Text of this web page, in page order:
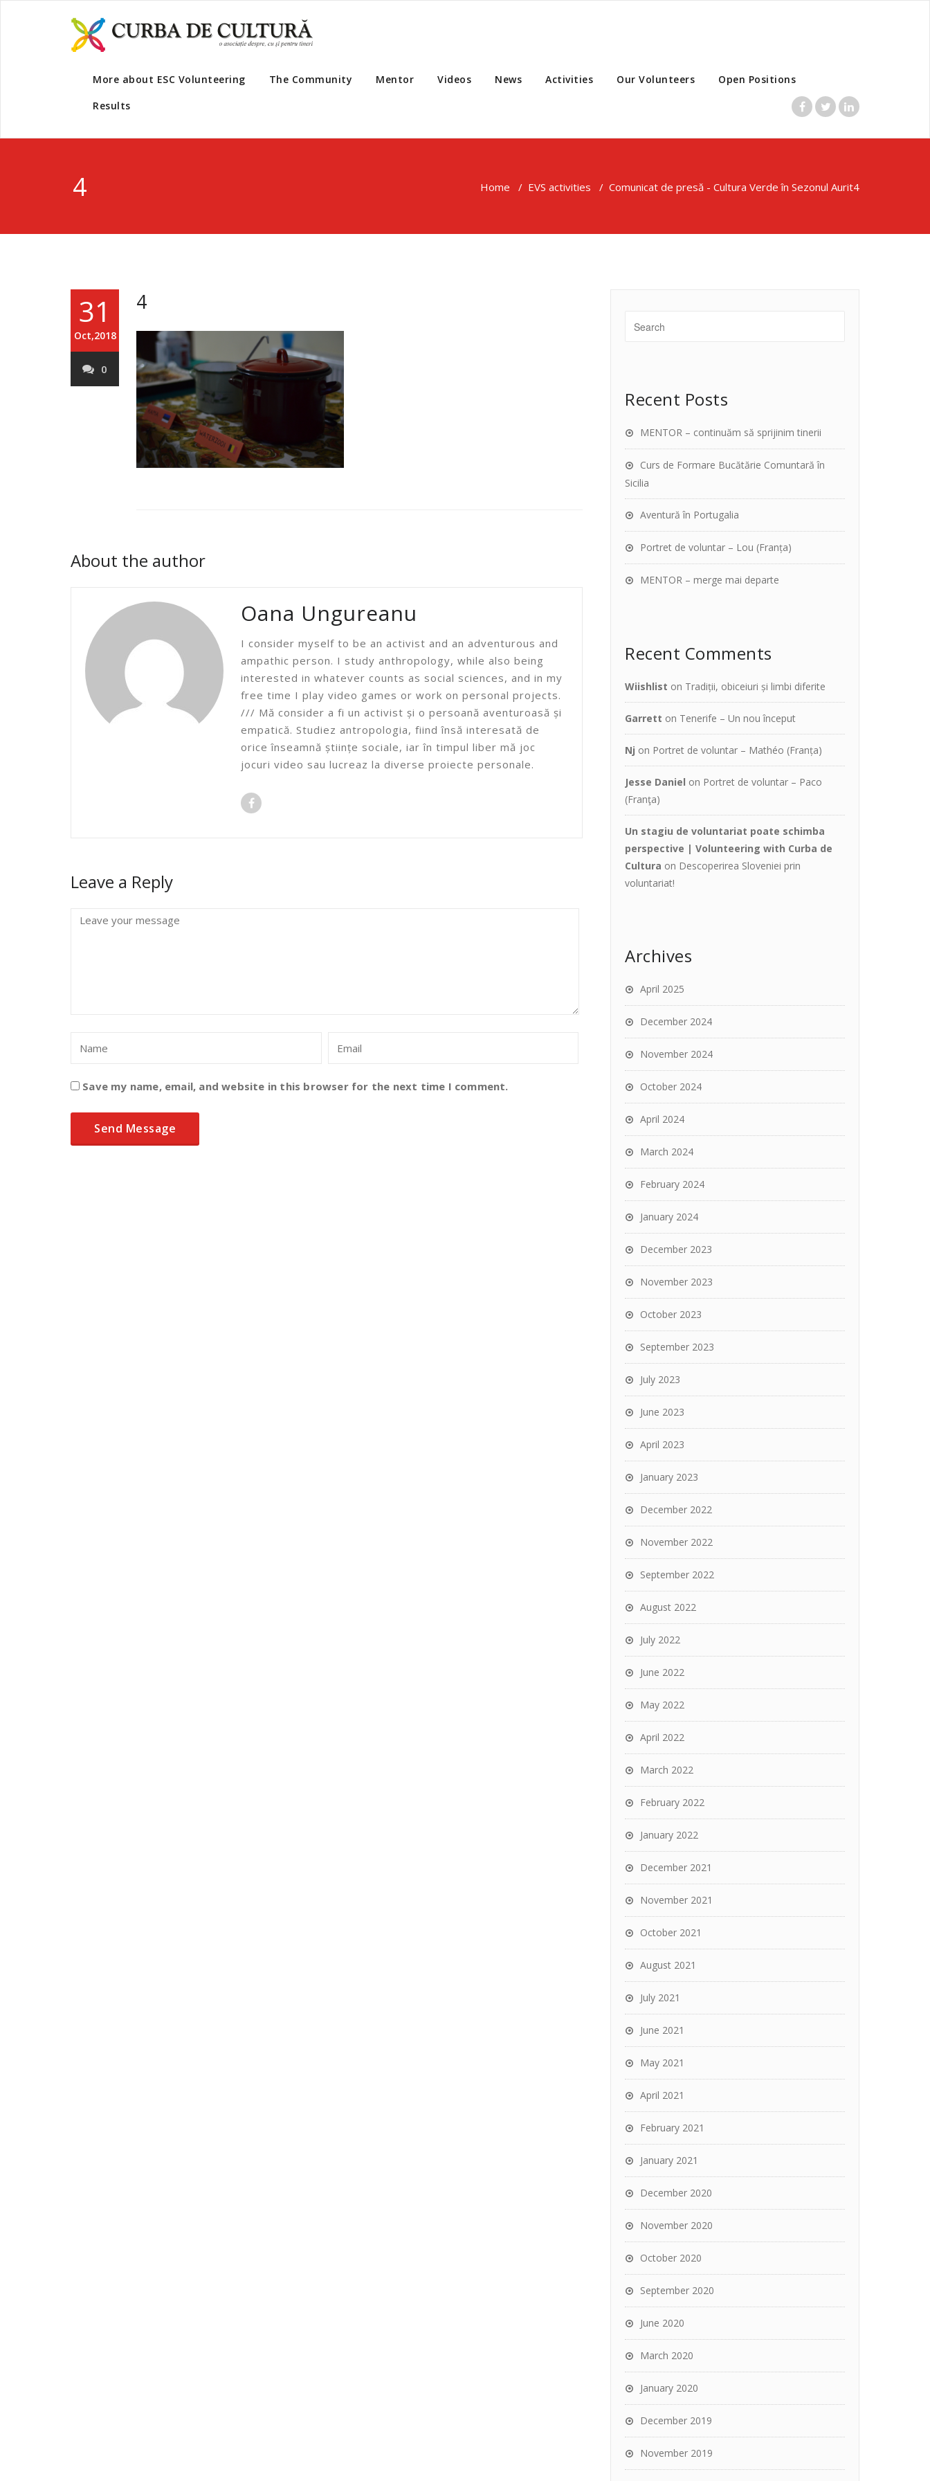
More about ESC Volunteering The Community Mentor Videos News Activities Our Volunteers
Open Positions
Results
4 Home / EVS activities / Comunicat de presă - Cultura Verde în Sezonul Aurit4
31
Oct,2018
0
4
About the author
Oana Ungureanu
I consider myself to be an activist and an adventurous and
ampathic person. I study anthropology, while also being
interested in whatever counts as social sciences, and in my
free time I play video games or work on personal projects.
/// Mă consider a fi un activist și o persoană aventuroasă și
empatică. Studiez antropologia, fiind însă interesată de
orice înseamnă științe sociale, iar în timpul liber mă joc
jocuri video sau lucreaz la diverse proiecte personale.
Leave a Reply
Save my name, email, and website in this browser for the next time I comment.
Recent Posts
MENTOR – continuăm să sprijinim tinerii
Curs de Formare Bucătărie Comuntară în
Sicilia
Aventură în Portugalia
Portret de voluntar – Lou (Franța)
MENTOR – merge mai departe
Recent Comments
Wiishlist on Tradiții, obiceiuri și limbi diferite
Garrett on Tenerife – Un nou început
Nj on Portret de voluntar – Mathéo (Franța)
Jesse Daniel on Portret de voluntar – Paco
(Franţa)
Un stagiu de voluntariat poate schimba
perspective | Volunteering with Curba de
Cultura on Descoperirea Sloveniei prin
voluntariat!
Archives
April 2025
December 2024
November 2024
October 2024
April 2024
March 2024
February 2024
January 2024
December 2023
November 2023
October 2023
September 2023
July 2023
June 2023
April 2023
January 2023
December 2022
November 2022
September 2022
August 2022
July 2022
June 2022
May 2022
April 2022
March 2022
February 2022
January 2022
December 2021
November 2021
October 2021
August 2021
July 2021
June 2021
May 2021
April 2021
February 2021
January 2021
December 2020
November 2020
October 2020
September 2020
June 2020
March 2020
January 2020
December 2019
November 2019